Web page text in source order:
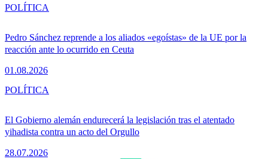
Pedro Sánchez reprende a los aliados «egoístas» de la UE por la
reacción ante lo ocurrido en Ceuta
01.08.2026
POLÍTICA
El Gobierno alemán endurecerá la legislación tras el atentado
yihadista contra un acto del Orgullo
28.07.2026
POLÍTICA